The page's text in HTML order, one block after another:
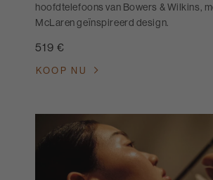
hoofdtelefoons van Bowers & Wilkins,
McLaren geïnspireerd design.
519 €
KOOP NU